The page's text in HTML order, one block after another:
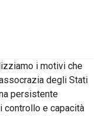
i motivi che
degli Stati
persistente
controllo e capacità